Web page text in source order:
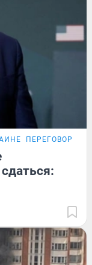
ПЕРЕГОВОРЫ